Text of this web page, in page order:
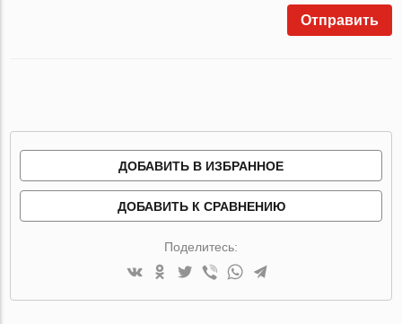
Отправить
ДОБАВИТЬ В ИЗБРАННОЕ
ДОБАВИТЬ К СРАВНЕНИЮ
Поделитесь: